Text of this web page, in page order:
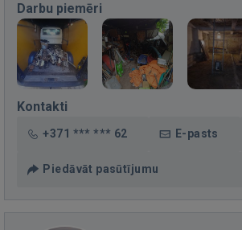
Darbu piemēri
Kontakti
+371 *** *** 62 E-pasts
Piedāvāt pasūtījumu